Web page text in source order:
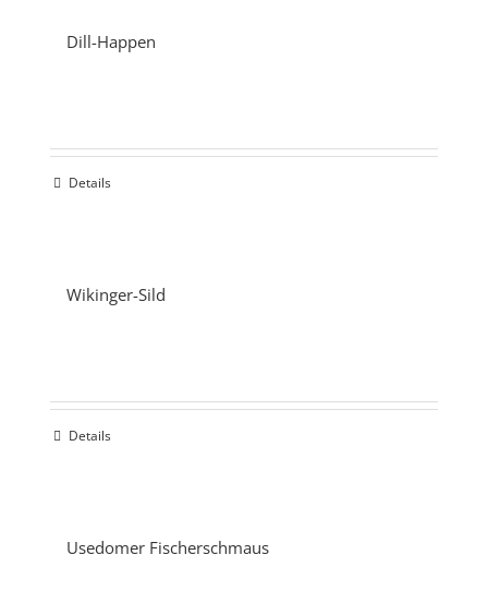
Dill-Happen
Details
Wikinger-Sild
Details
Usedomer Fischerschmaus